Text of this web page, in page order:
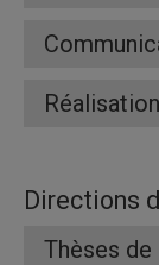
Directions
Thèses